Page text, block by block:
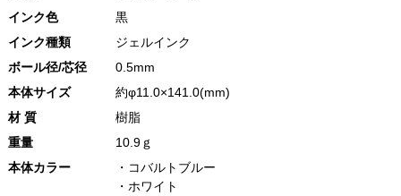
インク色
黒
インク種類
ジェルインク
ボール径/芯径
0.5mm
本体サイズ
約φ11.0×141.0(mm)
材 質
樹脂
重量
10.9ｇ
本体カラー
・コバルトブルー
・ホワイト